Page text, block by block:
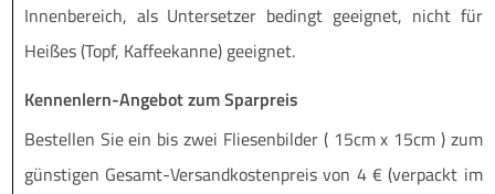
Innen­be­reich, als Unter­set­zer bedingt geeig­net, nicht für
Hei­ßes (Topf, Kaf­fee­kan­ne) geeignet.
Kennenlern-Angebot zum Sparpreis
Be­stel­len Sie ein bis zwei Flie­sen­bil­der ( 15cm x 15cm ) zum
güns­ti­gen Ge­­samt-Ver­­­san­d­­kos­­ten­­preis von 4 € (ver­packt im